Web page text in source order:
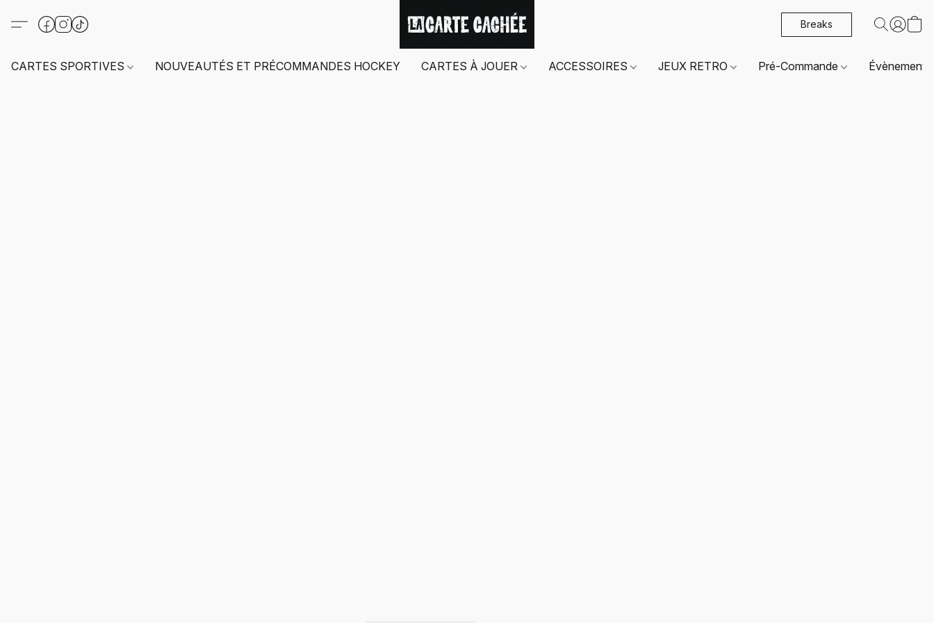
Breaks
CARTES SPORTIVES NOUVEAUTÉS ET PRÉCOMMANDES HOCKEY CARTES À JOUER ACCESSOIRES JEUX RETRO Pré-Commande Évènements